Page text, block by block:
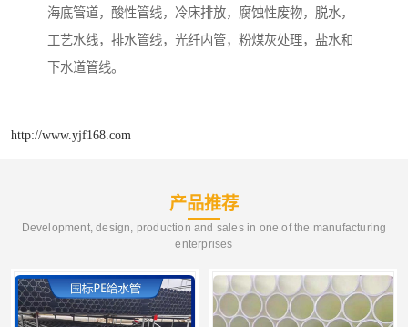
海底管道，酸性管线，冷床排放，腐蚀性废物，脱水，
工艺水线，排水管线，光纤内管，粉煤灰处理，盐水和
下水道管线。
http://www.yjf168.com
产品推荐
Development, design, production and sales in one of the manufacturing
enterprises